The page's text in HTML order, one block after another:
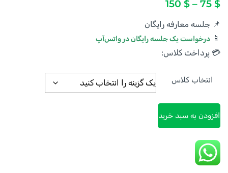
75 $
–
150 $
📌 جلسه معارفه رایگان
📱 درخواست یک جلسه رایگان در واتس‌آپ
💳 پرداخت کلاس:
انتخاب کلاس
افزودن به سبد خرید